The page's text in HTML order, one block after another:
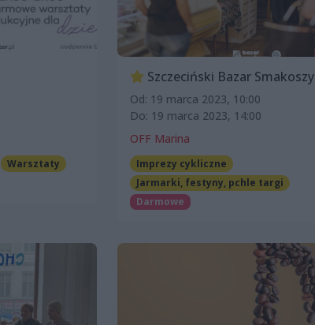
Warsztaty
Szczeciński Bazar Smakoszy
Od: 19 marca 2023, 10:00
Do: 19 marca 2023, 14:00
OFF Marina
Imprezy cykliczne
Jarmarki, festyny, pchle targi
Darmowe